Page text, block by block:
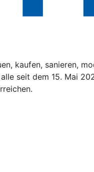
kaufen, sanieren,
seit dem 15. Mai